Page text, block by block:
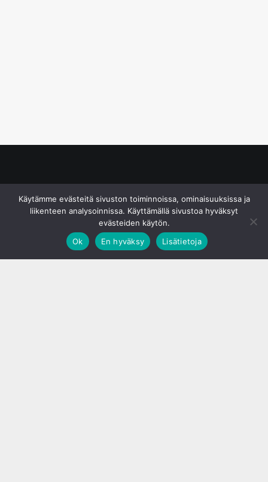
Käytämme evästeitä sivuston toiminnoissa, ominaisuuksissa ja
liikenteen analysoinnissa. Käyttämällä sivustoa hyväksyt
evästeiden käytön.
Ok
En hyväksy Lisätietoja